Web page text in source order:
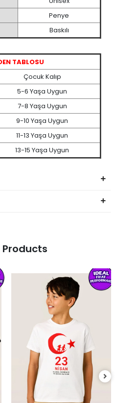
Penye
Baskılı
TABLOSU
Çocuk Kalıp
5-6 Yaşa Uygun
7-8 Yaşa Uygun
9-10 Yaşa Uygun
11-13 Yaşa Uygun
13-15 Yaşa Uygun
Products